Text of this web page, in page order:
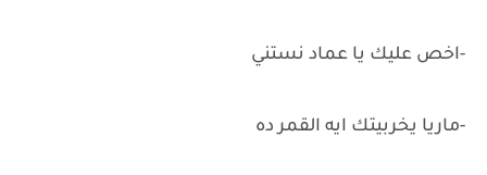
-اخص عليك يا عماد نستني
-ماريا يخربيتك ايه القمر ده